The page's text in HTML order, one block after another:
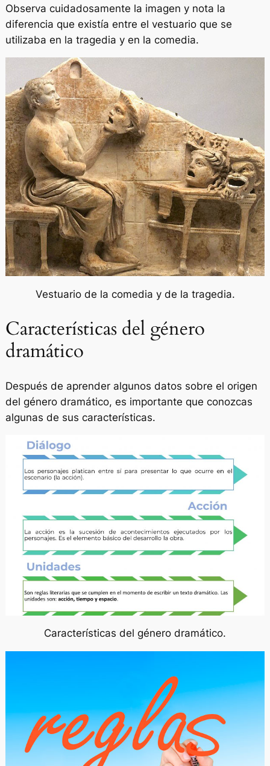
Observa cuidadosamente la imagen y nota la
diferencia que existía entre el vestuario que se
utilizaba en la tragedia y en la comedia.
Vestuario de la comedia y de la tragedia.
Características del género
dramático
Después de aprender algunos datos sobre el origen
del género dramático, es importante que conozcas
algunas de sus características.
Características del género dramático.